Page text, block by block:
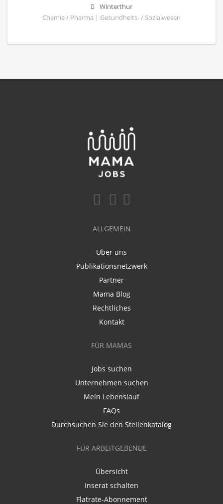
Winterthur
Chemie / Pharma | Gesundheits- / Sozialwesen
ALLGEMEIN
Über uns
Publikationsnetzwerk
Partner
Mama Blog
Rechtliches
Kontakt
FÜR MAMAS
Jobs suchen
Unternehmen suchen
Mein Lebenslauf
FAQs
Durchsuchen Sie den Stellenkatalog
FÜR ARBEITGEBENDE
Übersicht
Inserat schalten
Flatrate-Abonnement